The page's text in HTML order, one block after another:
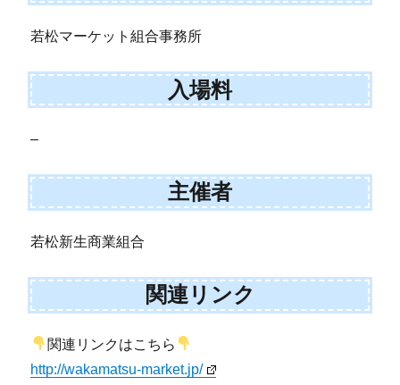
若松マーケット組合事務所
入場料
–
主催者
若松新生商業組合
関連リンク
関連リンクはこちら
http://wakamatsu-market.jp/